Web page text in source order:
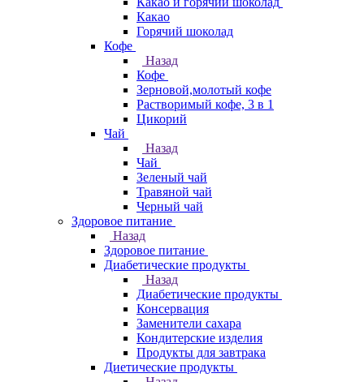
Какао
Горячий шоколад
Кофе
Назад
Кофе
Зерновой,молотый кофе
Растворимый кофе, 3 в 1
Цикорий
Чай
Назад
Чай
Зеленый чай
Травяной чай
Черный чай
Здоровое питание
Назад
Здоровое питание
Диабетические продукты
Назад
Диабетические продукты
Консервация
Заменители сахара
Кондитерские изделия
Продукты для завтрака
Диетические продукты